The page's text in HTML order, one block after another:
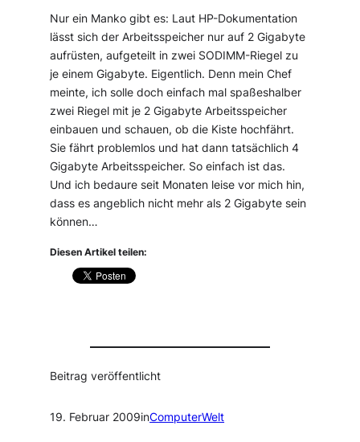
Nur ein Manko gibt es: Laut HP-Dokumentation
lässt sich der Arbeitsspeicher nur auf 2 Gigabyte
aufrüsten, aufgeteilt in zwei SODIMM-Riegel zu
je einem Gigabyte. Eigentlich. Denn mein Chef
meinte, ich solle doch einfach mal spaßeshalber
zwei Riegel mit je 2 Gigabyte Arbeitsspeicher
einbauen und schauen, ob die Kiste hochfährt.
Sie fährt problemlos und hat dann tatsächlich 4
Gigabyte Arbeitsspeicher. So einfach ist das.
Und ich bedaure seit Monaten leise vor mich hin,
dass es angeblich nicht mehr als 2 Gigabyte sein
können…
Diesen Artikel teilen:
Beitrag veröffentlicht
19. Februar 2009inComputerWelt